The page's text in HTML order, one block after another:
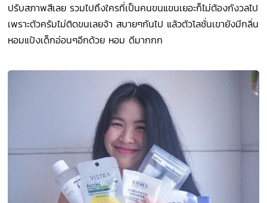
ปรับสภาพสีเลย รวมไปถึงใครที่เป็นคนขนแขนเยอะก็ไม่ต้องกังวลไป
เพราะตัวครัมไม่ติดขนเลยจ้า สบายๆกันไป แล้วตัวโลชั่นเขายังมีกลิ่น
หอมแป้งเด็กอ่อนๆอีกด้วย หอม ดีมากกก